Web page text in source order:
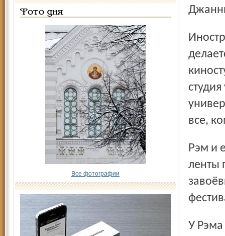
Фото дня
Все фотографии
Иностранцы искренне удивлялись: неужели всё в студии
все,
Рэм и его команда сняли множество киноматериалов,
ленты
У Рэма было множество друзей, но и недругов хватало.